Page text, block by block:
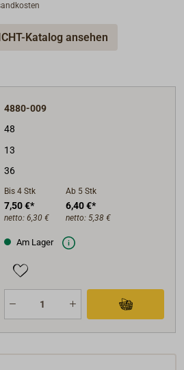
Katalog ansehen
4880-009
48
13
36
Bis 4 Stk
7,50 €*
netto: 6,30 €
Ab 5 Stk
6,40 €*
netto: 5,38 €
Am Lager